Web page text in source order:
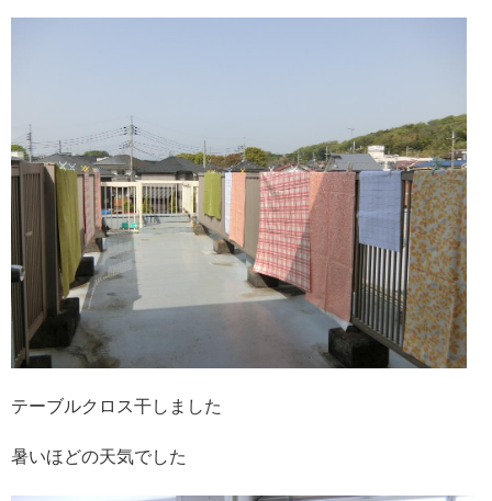
テーブルクロス干しました
暑いほどの天気でした